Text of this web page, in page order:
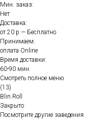
Мин. заказ:
Нет
Доставка:
от 20 р — Бесплатно
Принимаем:
оплата Online
Время доставки:
60-90 мин.
Смотреть полное меню
(13)
Blin Roll
Закрыто
Посмотрите другие заведения